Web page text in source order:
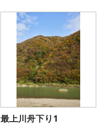
最上川舟下り1